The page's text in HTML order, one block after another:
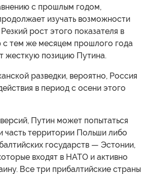
с прошлым годом,
изучать возможности
рост этого показателя в
тем же месяцем прошлого года
жесткую позицию Путина.
разведки, вероятно, Россия
в период с осени этого
Путин может попытаться
часть территории Польши либо
государств — Эстонии,
входят в НАТО и активно
Все три прибалтийские страны